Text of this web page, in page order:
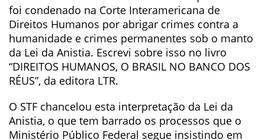
foi condenado na Corte Interamericana de
Direitos Humanos por abrigar crimes contra a
humanidade e crimes permanentes sob o manto
da Lei da Anistia. Escrevi sobre isso no livro
“DIREITOS HUMANOS, O BRASIL NO BANCO DOS
RÉUS”, da editora LTR.
O STF chancelou esta interpretação da Lei da
Anistia, o que tem barrado os processos que o
Ministério Público Federal segue insistindo em